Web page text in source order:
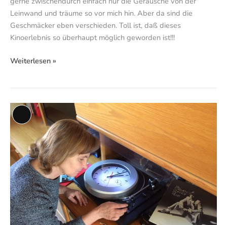
Leinwand und träume so vor mich hin. Aber da sind die
Geschmäcker eben verschieden. Toll ist, daß dieses
Kinoerlebnis so überhaupt möglich geworden ist!!!
Weiterlesen »
Lange
Beschreibung
Nur
eine
Stunde
Ruhe!